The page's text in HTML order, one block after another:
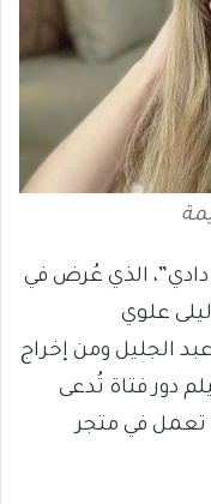
الذي عُرض في
علوي
الجليل ومن إخراج
دور فتاة تُدعى
تعمل في متجر